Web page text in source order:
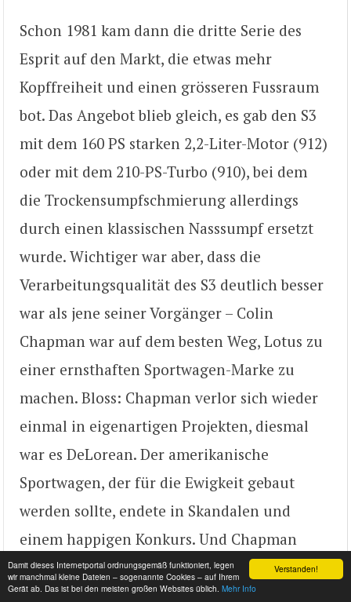
Verstanden!
Damit dieses Internetportal ordnungsgemäß funktioniert, legen
wir manchmal kleine Dateien – sogenannte Cookies – auf Ihrem
Gerät ab. Das ist bei den meisten großen Websites üblich. Mehr Info
Schon 1981 kam dann die dritte Serie des
Esprit auf den Markt, die etwas mehr
Kopffreiheit und einen grösseren Fussraum
bot. Das Angebot blieb gleich, es gab den S3
mit dem 160 PS starken 2,2-Liter-Motor (912)
oder mit dem 210-PS-Turbo (910), bei dem
die Trockensumpfschmierung allerdings
durch einen klassischen Nasssumpf ersetzt
wurde. Wichtiger war aber, dass die
Verarbeitungsqualität des S3 deutlich besser
war als jene seiner Vorgänger – Colin
Chapman war auf dem besten Weg, Lotus zu
einer ernsthaften Sportwagen-Marke zu
machen. Bloss: Chapman verlor sich wieder
einmal in eigenartigen Projekten, diesmal
war es DeLorean. Der amerikanische
Sportwagen, der für die Ewigkeit gebaut
werden sollte, endete in Skandalen und
einem happigen Konkurs. Und Chapman
verstarb unerwartet am 16. Dezember 1982.